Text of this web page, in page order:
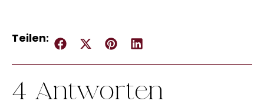
Teilen:
4 Antworten